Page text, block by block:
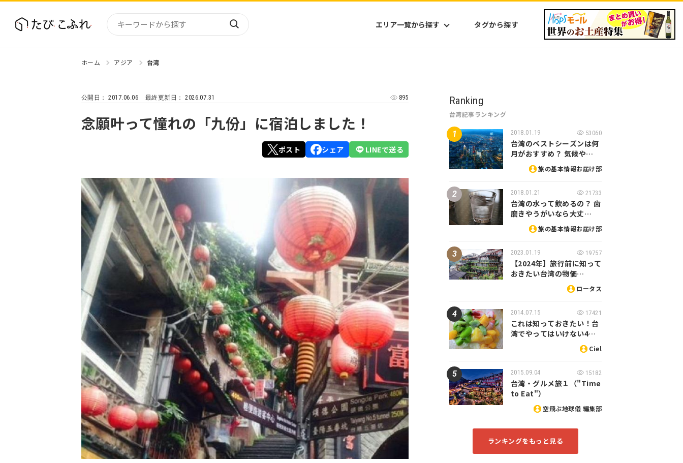
エリア一覧から探す タグから探す
東北
関東
中部・北陸
四国
九州
沖縄
アジア
北米
中南米
中近東
ハワイ
南太平洋
ホーム アジア 台湾
公開日：2017.06.06 最終更新日：2026.07.31 895
念願叶って憧れの「九份」に宿泊しました！
ポスト シェア LINEで送る
Ranking
台湾記事ランキング
2018.01.19 53060
台湾のベストシーズンは何
月がおすすめ？ 気候や…
旅の基本情報お届け部
2018.01.21 21733
台湾の水って飲めるの？ 歯
磨きやうがいなら大丈…
旅の基本情報お届け部
2023.01.19 19757
【2024年】旅行前に知って
おきたい台湾の物価…
ロータス
2014.07.15 17421
これは知っておきたい！台
湾でやってはいけない4…
Ciel
2015.09.04 15182
台湾・グルメ旅１（"Time
to Eat"）
空飛ぶ地球儀 編集部
ランキングをもっと見る